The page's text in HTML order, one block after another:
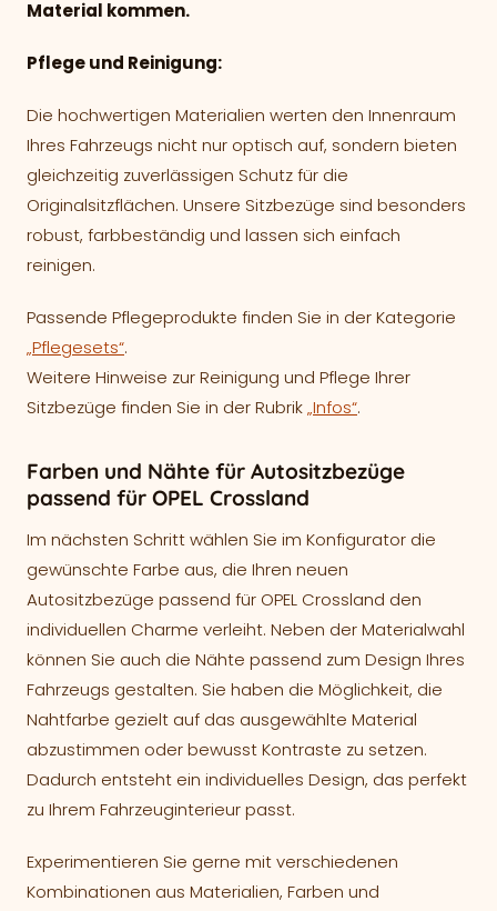
Material kommen.
Pflege und Reinigung:
Die hochwertigen Materialien werten den Innenraum
Ihres Fahrzeugs nicht nur optisch auf, sondern bieten
gleichzeitig zuverlässigen Schutz für die
Originalsitzflächen. Unsere Sitzbezüge sind besonders
robust, farbbeständig und lassen sich einfach
reinigen.
Passende Pflegeprodukte finden Sie in der Kategorie
„Pflegesets“.
Weitere Hinweise zur Reinigung und Pflege Ihrer
Sitzbezüge finden Sie in der Rubrik„Infos“.
Farben und Nähte für Autositzbezüge
passend für OPEL Crossland
Im nächsten Schritt wählen Sie im Konfigurator die
gewünschte Farbe aus, die Ihren neuen
Autositzbezüge passend für OPEL Crossland den
individuellen Charme verleiht. Neben der Materialwahl
können Sie auch die Nähte passend zum Design Ihres
Fahrzeugs gestalten. Sie haben die Möglichkeit, die
Nahtfarbe gezielt auf das ausgewählte Material
abzustimmen oder bewusst Kontraste zu setzen.
Dadurch entsteht ein individuelles Design, das perfekt
zu Ihrem Fahrzeuginterieur passt.
Experimentieren Sie gerne mit verschiedenen
Kombinationen aus Materialien, Farben und